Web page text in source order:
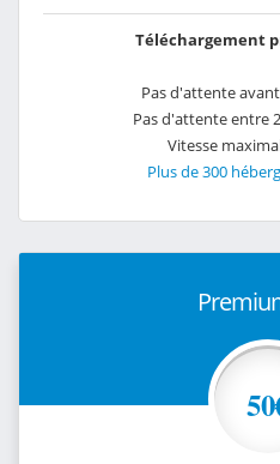
Téléchargement
Pas d'attente
Pas d'attente entre
Vitesse
Plus de 300